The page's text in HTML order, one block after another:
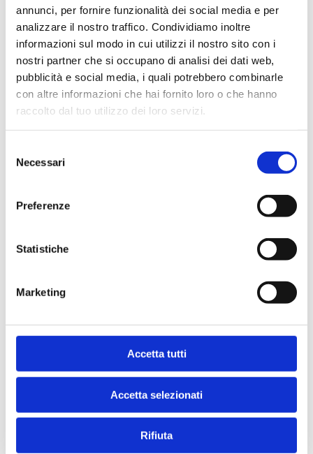
annunci, per fornire funzionalità dei social media e per
analizzare il nostro traffico. Condividiamo inoltre
informazioni sul modo in cui utilizzi il nostro sito con i
nostri partner che si occupano di analisi dei dati web,
pubblicità e social media, i quali potrebbero combinarle
con altre informazioni che hai fornito loro o che hanno
raccolto dal tuo utilizzo dei loro servizi.
delNecessari
Preferenze
Statistiche
Marketing
Accetta tutti
Accetta selezionati
Rifiuta
Dettagli
Numero di abitanti: 3.312
20060 - MASATE (